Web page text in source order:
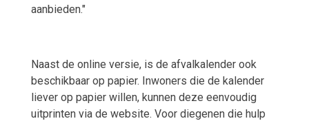
aanbieden."
Naast de online versie, is de afvalkalender ook
beschikbaar op papier. Inwoners die de kalender
liever op papier willen, kunnen deze eenvoudig
uitprinten via de website. Voor diegenen die hulp